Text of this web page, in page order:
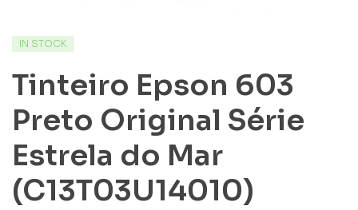
IN STOCK
Tinteiro Epson 603
Preto Original Série
Estrela do Mar
(C13T03U14010)